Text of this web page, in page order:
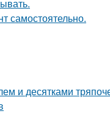
самостоятельно.
и десятками